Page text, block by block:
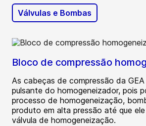
Válvulas e Bombas
Bloco de compressão
As cabeças de compressão da
pulsante do homogeneizador, pois
processo de homogeneização,
produto em alta pressão até que
válvula de homogeneização.